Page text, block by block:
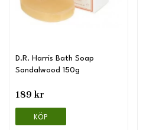
D.R. Harris Bath Soap
Sandalwood 150g
189 kr
KÖP